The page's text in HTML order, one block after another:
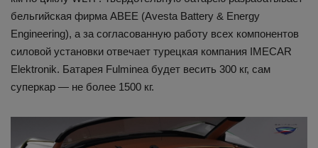
бельгийская фирма ABEE (Avesta Battery & Energy
Engineering), а за согласованную работу всех компонентов
силовой установки отвечает турецкая компания IMECAR
Elektronik. Батарея Fulminea будет весить 300 кг, сам
суперкар — не более 1500 кг.